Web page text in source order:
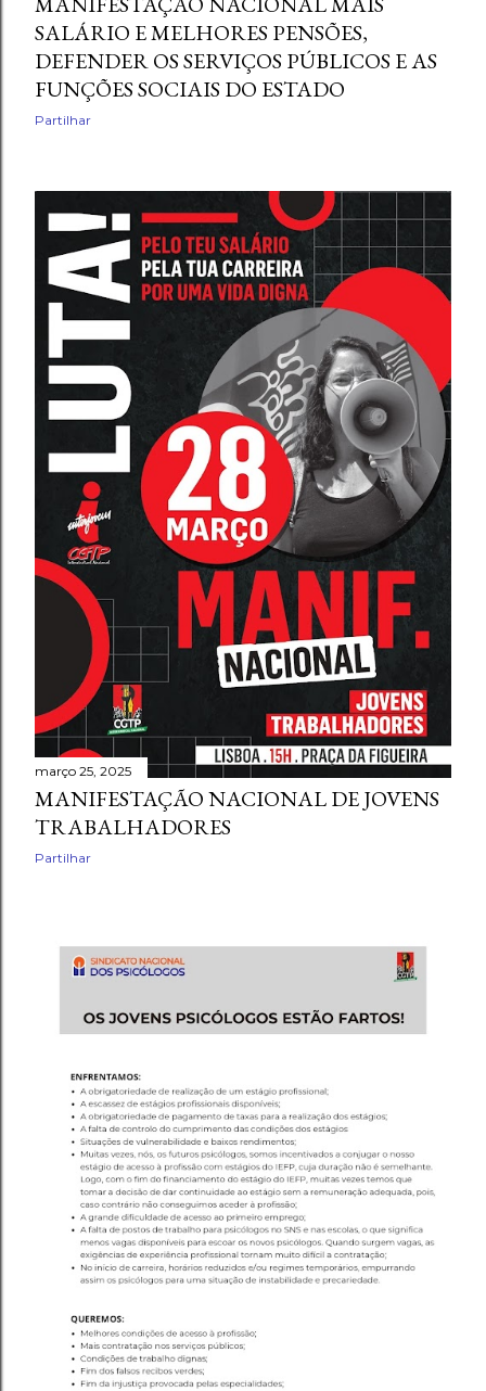
SALÁRIO E MELHORES PENSÕES,
DEFENDER OS SERVIÇOS PÚBLICOS E AS
FUNÇÕES SOCIAIS DO ESTADO
Partilhar
março 25, 2025
MANIFESTAÇÃO NACIONAL DE JOVENS
TRABALHADORES
Partilhar